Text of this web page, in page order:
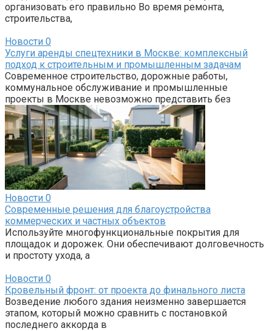
организовать его правильно Во время ремонта,
строительства,
Новости 0
Услуги аренды спецтехники в Москве: комплексный
подход к строительным и промышленным задачам
Современное строительство, дорожные работы,
коммунальное обслуживание и промышленные
проекты в Москве невозможно представить без
Новости 0
Современные решения для благоустройства
коммерческих и частных объектов
Используйте многофункциональные покрытия для
площадок и дорожек. Они обеспечивают долговечность
и простоту ухода, а
Новости 0
Кровельный фронт: от проекта до финального листа
Возведение любого здания неизменно завершается
этапом, который можно сравнить с постановкой
последнего аккорда в